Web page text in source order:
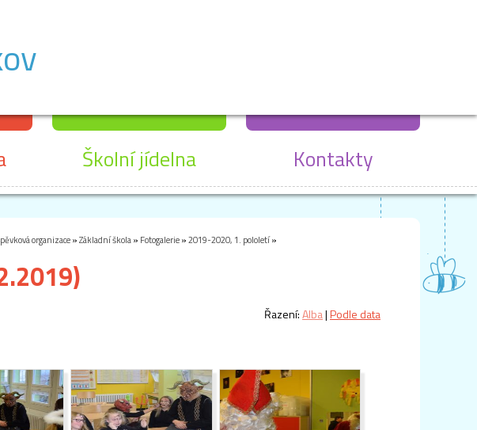
Školní jídelna Kontakty
organizace»Základní škola» Fotogalerie»2019-2020, 1. pololetí»
Řazení:Alba|Podle data